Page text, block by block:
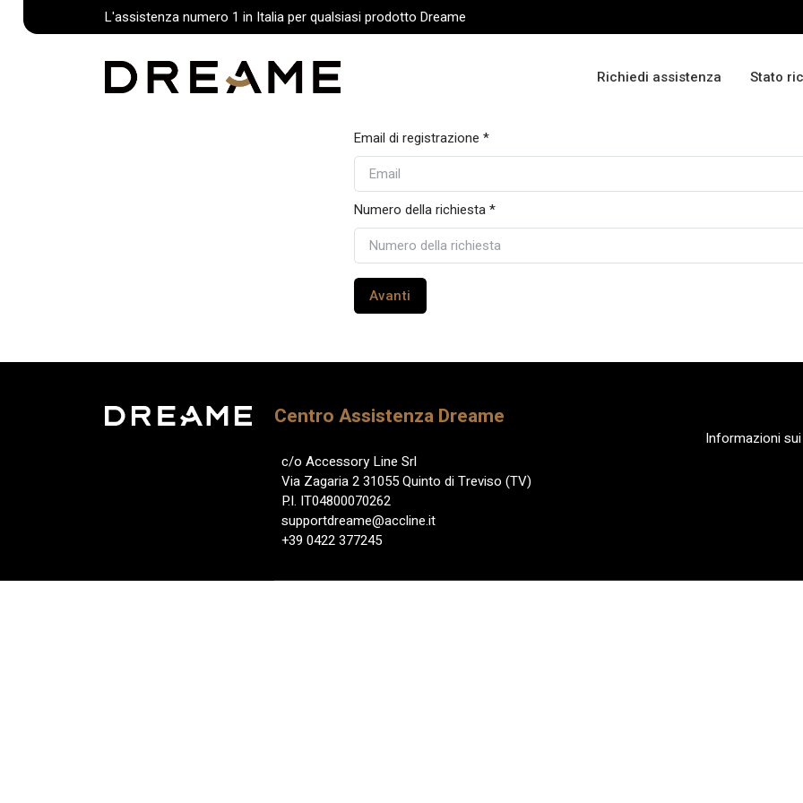
L'assistenza numero 1 in Italia per qualsiasi prodotto Dreame
Richiedi assistenza Stato
Email di registrazione *
Numero della richiesta *
Avanti
Centro Assistenza Dreame
c/o Accessory Line Srl
Via Zagaria 2 31055 Quinto di Treviso (TV)
P.I. IT04800070262
supportdreame@accline.it
+39 0422 377245
Informazioni